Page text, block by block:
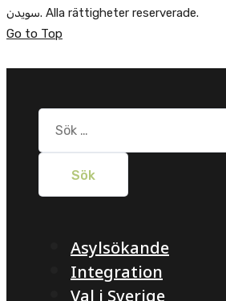
سویدن. Alla rättigheter reserverade.
Go to Top
Sök
efter:
Asylsökande
Integration